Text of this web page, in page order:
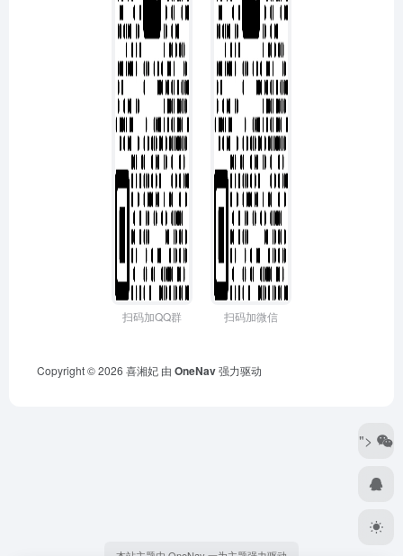
扫码加QQ群 扫码加微信
Copyright © 2026 喜湘妃 由 OneNav强力驱动
">